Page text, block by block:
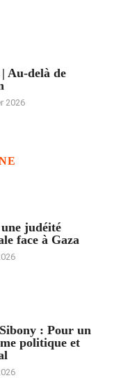
Au-delà de
2026
judéité
face à Gaza
: Pour un
politique et